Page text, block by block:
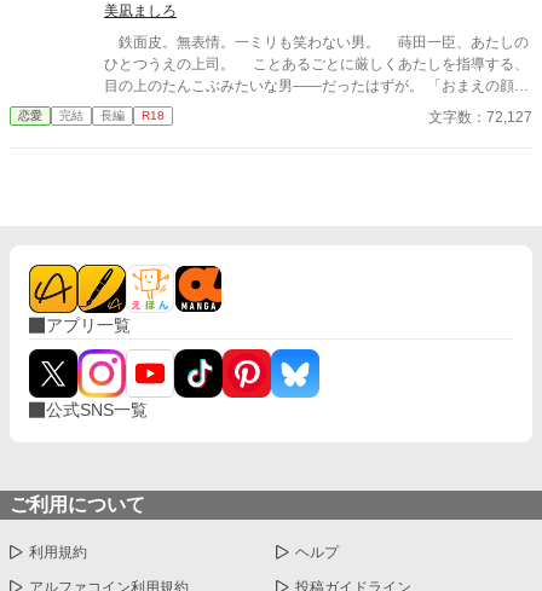
美凪ましろ
鉄面皮。無表情。一ミリも笑わない男。 蒔田一臣、あたしの
ひとつうえの上司。 ことあるごとに厳しくあたしを指導する、
目の上のたんこぶみたいな男――だったはずが。 「おまえの顔、
えっろい」 神様仏様どうしてあたしはこの男に今宵も激しく愛
しこまれているのでしょう。 ――2000年代初頭、IT系企業で懸
恋愛 完結 長編 R18 文字数：72,127
アプリ一覧
公式SNS一覧
ご利用について
利用規約 ヘルプ
アルファコイン利用規約 投稿ガイドライン